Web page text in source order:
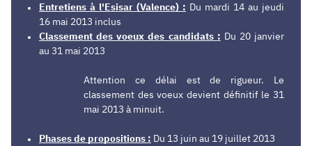
Entretiens à l'Esisar (Valence) : Du mardi 14 au jeudi
16 mai 2013 inclus
Classement des voeux des candidats : Du 20 janvier
au 31 mai 2013
Attention ce délai est de rigueur. Le
classement des voeux devient définitif le 31
mai 2013 à minuit.
Phases de propositions : Du 13 juin au 19 juillet 2013